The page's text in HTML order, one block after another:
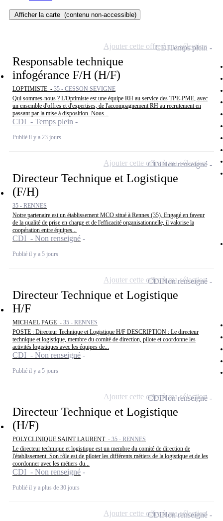
Afficher la carte (contenu non-accessible)
Responsable technique
infogérance F/H (H/F)
LOPTIMISTE - 35 - CESSON SEVIGNE
Qui sommes-nous ? L'Optimiste est une équipe RH au service des TPE-PME, avec
un ensemble d'offres et d'expertises, de l'accompagnement RH au recrutement en
passant par la mise à disposition. Nous...
CDI - Temps plein
Publié il y a 23 jours
CDITemps plein
Ajouter cette offre à ma sélection
Directeur Technique et Logistique
(F/H)
35 - RENNES
Notre partenaire est un établissement MCO situé à Rennes (35). Engagé en faveur
de la qualité de prise en charge et de l'efficacité organisationnelle, il valorise la
coopération entre équipes...
CDI - Non renseigné
Publié il y a 5 jours
CDINon renseigné
Ajouter cette offre à ma sélection
Directeur Technique et Logistique
H/F
MICHAEL PAGE - 35 - RENNES
POSTE : Directeur Technique et Logistique H/F DESCRIPTION : Le directeur
technique et logistique, membre du comité de direction, pilote et coordonne les
activités logistiques avec les équipes de...
CDI - Non renseigné
Publié il y a 5 jours
CDINon renseigné
Ajouter cette offre à ma sélection
Directeur Technique et Logistique
(H/F)
POLYCLINIQUE SAINT LAURENT - 35 - RENNES
Le directeur technique et logistique est un membre du comité de direction de
l'établissement. Son rôle est de piloter les différents métiers de la logistique et de les
coordonner avec les métiers du...
CDI - Non renseigné
Publié il y a plus de 30 jours
CDINon renseigné
Ajouter cette offre à ma sélection
CDINon renseigné
Ajouter cette offre à ma sélection